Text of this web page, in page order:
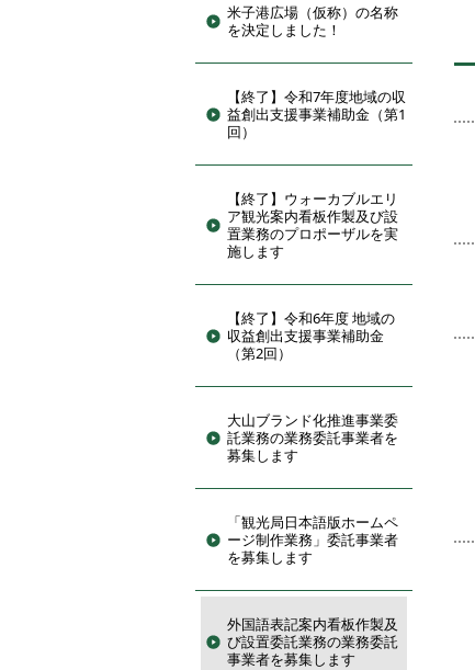
米子港広場（仮称）の名称
を決定しました！
【終了】令和7年度地域の収
益創出支援事業補助金（第1
回）
【終了】ウォーカブルエリ
ア観光案内看板作製及び設
置業務のプロポーザルを実
施します
【終了】令和6年度 地域の
収益創出支援事業補助金
（第2回）
大山ブランド化推進事業委
託業務の業務委託事業者を
募集します
「観光局日本語版ホームペ
ージ制作業務」委託事業者
を募集します
外国語表記案内看板作製及
び設置委託業務の業務委託
事業者を募集します